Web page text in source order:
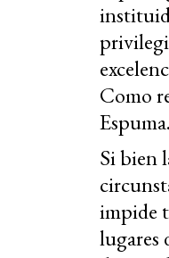
Como
Espuma.
Si bien
impide
lugares